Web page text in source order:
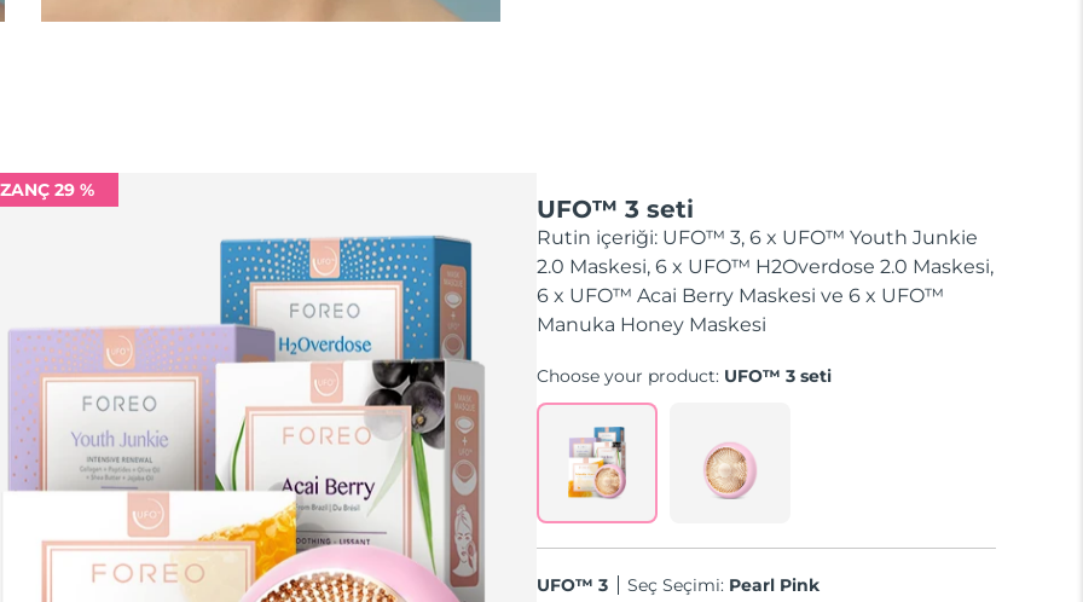
29 %
UFO™ 3 seti
Rutin içeriği: UFO™ 3, 6 x UFO™ Youth Junkie
2.0 Maskesi, 6 x UFO™ H2Overdose 2.0 Maskesi,
6 x UFO™ Acai Berry Maskesi ve 6 x UFO™
Manuka Honey Maskesi
Choose your product: UFO™ 3 seti
UFO™ 3 Seç Seçimi: Pearl Pink